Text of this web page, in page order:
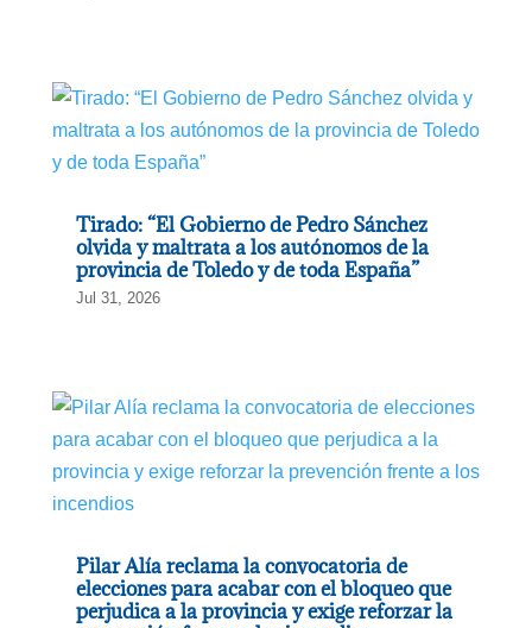
Tirado: “El Gobierno de Pedro Sánchez
olvida y maltrata a los autónomos de la
provincia de Toledo y de toda España”
Jul 31, 2026
Pilar Alía reclama la convocatoria de
elecciones para acabar con el bloqueo que
perjudica a la provincia y exige reforzar la